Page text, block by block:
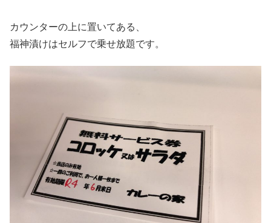
カウンターの上に置いてある、
福神漬けはセルフで乗せ放題です。